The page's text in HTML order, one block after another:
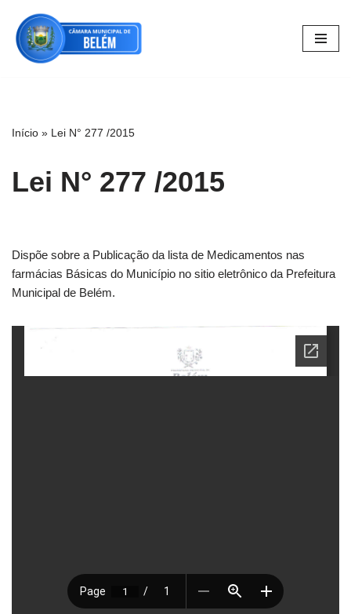
Pular
para
Início » Lei N° 277 /2015
Lei N° 277 /2015
Dispõe sobre a Publicação da lista de Medicamentos nas
farmácias Básicas do Município no sitio eletrônico da Prefeitura
Municipal de Belém.